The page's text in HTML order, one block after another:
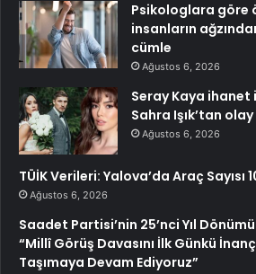
Psikologlara göre
insanların
cümle
Ağustos 6, 2026
Seray Kaya
Sahra Işık’tan
Ağustos 6, 2026
TÜİK Verileri: Yalova’da Araç Sayısı
Ağustos 6, 2026
Saadet Partisi’nin 25’nci Yıl
“Millî Görüş Davasını İlk Günkü
Taşımaya Devam Ediyoruz”